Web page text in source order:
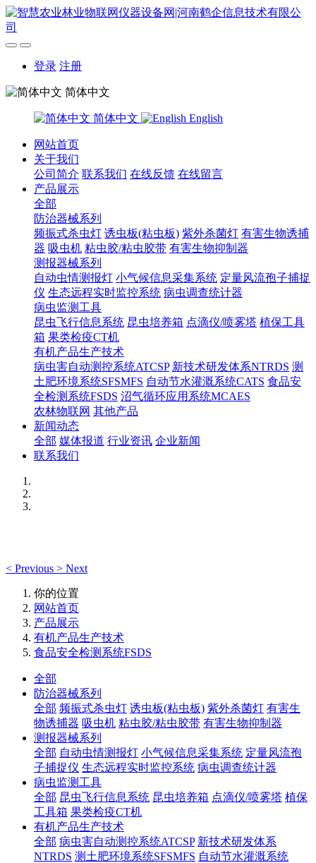
登录 注册
简体中文
简体中文 English
网站首页
关于我们
公司简介 联系我们 在线反馈 在线留言
产品展示
全部
防治器械系列
频振式杀虫灯 诱虫板(粘虫板) 紫外杀菌灯 有害生物诱捕
器 吸虫机 粘虫胶/粘虫胶带 有害生物抑制器
测报器械系列
自动虫情测报灯 小气候信息采集系统 定量风流孢子捕捉
仪 生态远程实时监控系统 病虫调查统计器
病虫监测工具
昆虫飞行信息系统 昆虫培养箱 点滴仪/喷雾塔 植保工具
箱 果类检疫CT机
有机产品生产技术
病虫害自动测控系统ATCSP 新技术研发体系NTRDS 测
土肥环境系统SFSMFS 自动节水灌溉系统CATS 食品安
全检测系统FSDS 沼气循环应用系统MCAES
农林物联网 其他产品
新闻动态
全部 媒体报道 行业资讯 企业新闻
联系我们
< Previous > Next
你的位置
网站首页
产品展示
有机产品生产技术
食品安全检测系统FSDS
全部
防治器械系列
全部 频振式杀虫灯 诱虫板(粘虫板) 紫外杀菌灯 有害生
物诱捕器 吸虫机 粘虫胶/粘虫胶带 有害生物抑制器
测报器械系列
全部 自动虫情测报灯 小气候信息采集系统 定量风流孢
子捕捉仪 生态远程实时监控系统 病虫调查统计器
病虫监测工具
全部 昆虫飞行信息系统 昆虫培养箱 点滴仪/喷雾塔 植保
工具箱 果类检疫CT机
有机产品生产技术
全部 病虫害自动测控系统ATCSP 新技术研发体系
NTRDS 测土肥环境系统SFSMFS 自动节水灌溉系统